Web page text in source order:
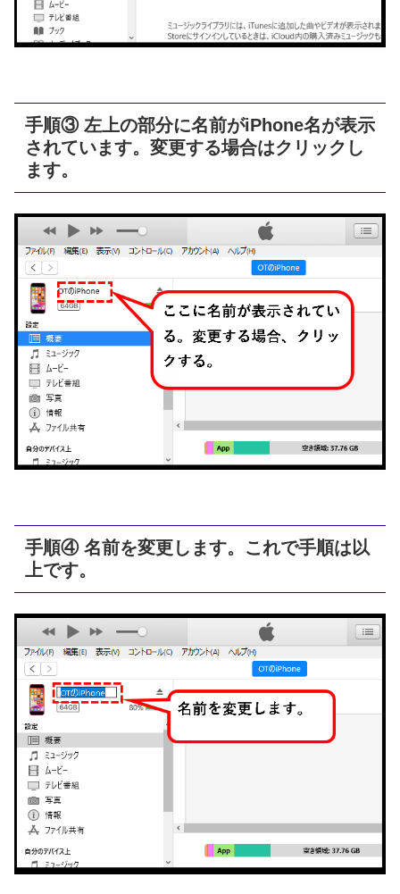
手順③ 左上の部分に名前がiPhone名が表示
されています。変更する場合はクリックし
ます。
手順④ 名前を変更します。これで手順は以
上です。